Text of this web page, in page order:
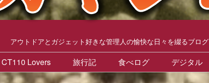
アウトドアとガジェット好きな管理人の愉快な日々を綴るブログ
CT110 Lovers 旅行記 食べログ デジタル